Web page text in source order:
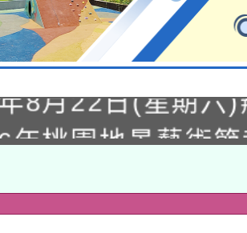
濟部水利署委託
研究院辦理「
優單位及節水達
市孔廟祈福系列
年桃園地景藝術
育部國民及學前